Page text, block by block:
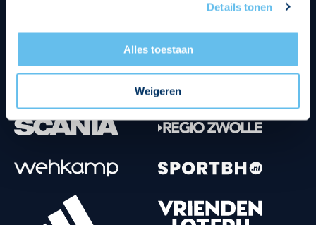
Details tonen
Alles toestaan
Weigeren